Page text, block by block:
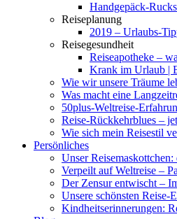
Handgepäck-
Reiseplanung
2019 – Urlaubs-
Reisegesundheit
Reiseapotheke –
Krank im Urlaub |
Wie wir unsere Träume
Was macht eine
50plus-Weltreise-
Reise-Rückkehrblues –
Wie sich mein Reisestil
Persönliches
Unser
Verpeilt auf Weltreise –
Der Zensur entwischt –
Unsere schönsten
Kindheitserinnerungen: